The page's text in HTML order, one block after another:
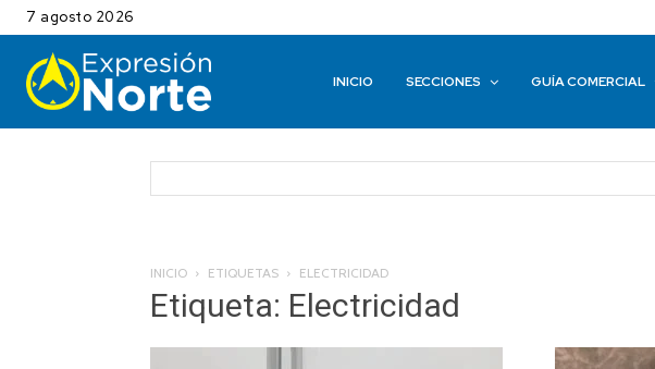
7 agosto 2026
INICIO SECCIONES GUÍA COMERCIAL
INICIO ETIQUETAS ELECTRICIDAD
Etiqueta: Electricidad